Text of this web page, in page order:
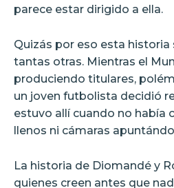
parece estar dirigido a ella.
Quizás por eso esta
tantas otras. Mientras el
produciendo titulares,
un joven futbolista decidió
estuvo allí cuando no había
llenos ni cámaras
La historia de Diomandé y
quienes creen antes que